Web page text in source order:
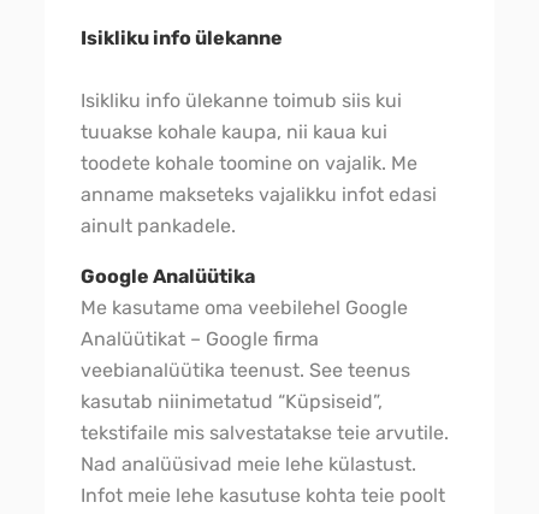
Isikliku info ülekanne
Isikliku info ülekanne toimub siis kui
tuuakse kohale kaupa, nii kaua kui
toodete kohale toomine on vajalik. Me
anname makseteks vajalikku infot edasi
ainult pankadele.
Google Analüütika
Me kasutame oma veebilehel Google
Analüütikat – Google firma
veebianalüütika teenust. See teenus
kasutab niinimetatud “Küpsiseid”,
tekstifaile mis salvestatakse teie arvutile.
Nad analüüsivad meie lehe külastust.
Infot meie lehe kasutuse kohta teie poolt